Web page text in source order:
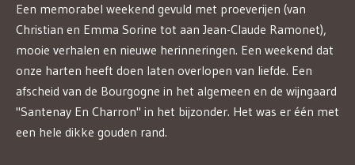
Een memorabel weekend gevuld met proeverijen (van
Christian en Emma Sorine tot aan Jean-Claude Ramonet),
mooie verhalen en nieuwe herinneringen. Een weekend dat
onze harten heeft doen laten overlopen van liefde. Een
afscheid van de Bourgogne in het algemeen en de wijngaard
"Santenay En Charron" in het bijzonder. Het was er één met
een hele dikke gouden rand.